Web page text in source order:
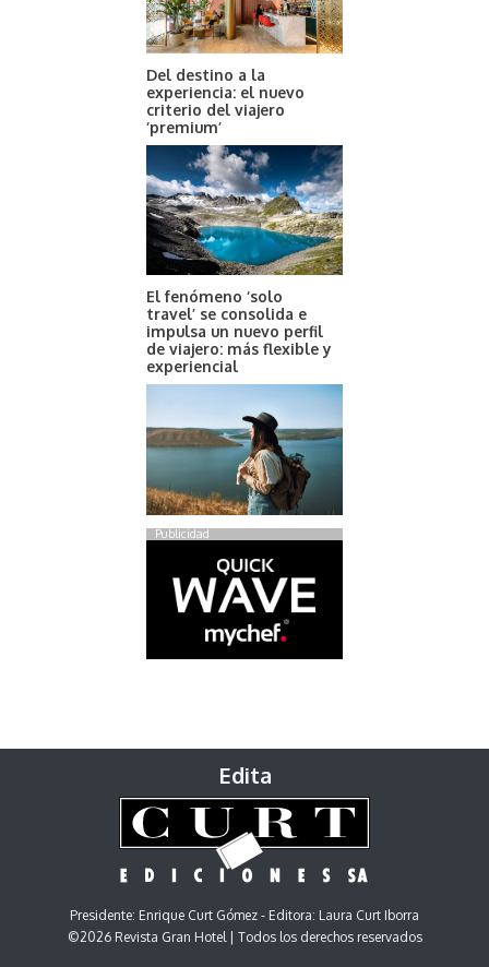
Del destino a la
experiencia: el nuevo
criterio del viajero
‘premium’
El fenómeno ‘solo
travel’ se consolida e
impulsa un nuevo perfil
de viajero: más flexible y
experiencial
Publicidad
Edita
Presidente: Enrique Curt Gómez - Editora: Laura Curt Iborra
©2026 Revista Gran Hotel | Todos los derechos reservados